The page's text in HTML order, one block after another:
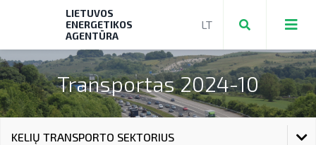
Teikti ir valdyti paraiškas bei mokėjimo
LIETUVOS
ENERGETIKOS
AGENTŪRA
Transportas 2024-10
KELIŲ TRANSPORTO SEKTORIUS